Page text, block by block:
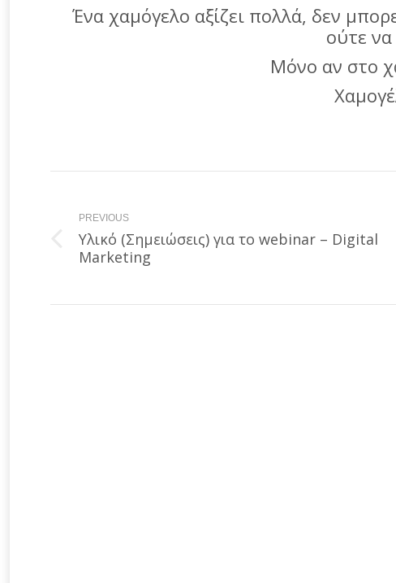
Ένα χαμόγελο αξίζει πολλά, δεν
ούτε να
Μόνο αν στο
navigation
PREVIOUS
Previous
post:
Υλικό (Σημειώσεις) για το webinar – Digital
Marketing